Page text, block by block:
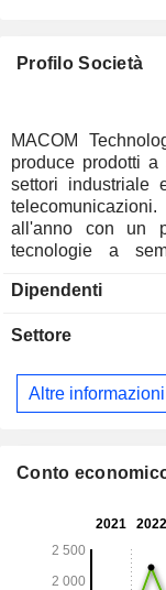
Profilo Società
MACOM
produce prodotti
settori industriale
all'anno con un
tecnologie a
è specializzata
semiconduttori
specializzato), nel
e collaudo back-
limitatori di
elettronici che i
Dipendenti
Settore
Altre
Conto